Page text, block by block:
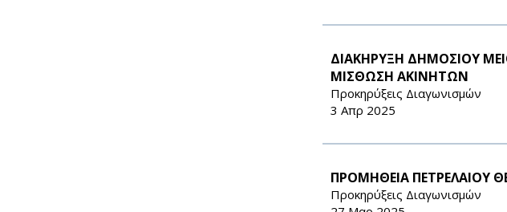
ΔΙΑΚΗΡΥΞΗ ΔΗΜΟΣΙΟΥ
ΜΙΣΘΩΣΗ ΑΚΙΝΗΤΩΝ
Προκηρύξεις Διαγωνισμών
3 Απρ 2025
ΠΡΟΜΗΘΕΙΑ ΠΕΤΡΕΛΑΙΟΥ
Προκηρύξεις Διαγωνισμών